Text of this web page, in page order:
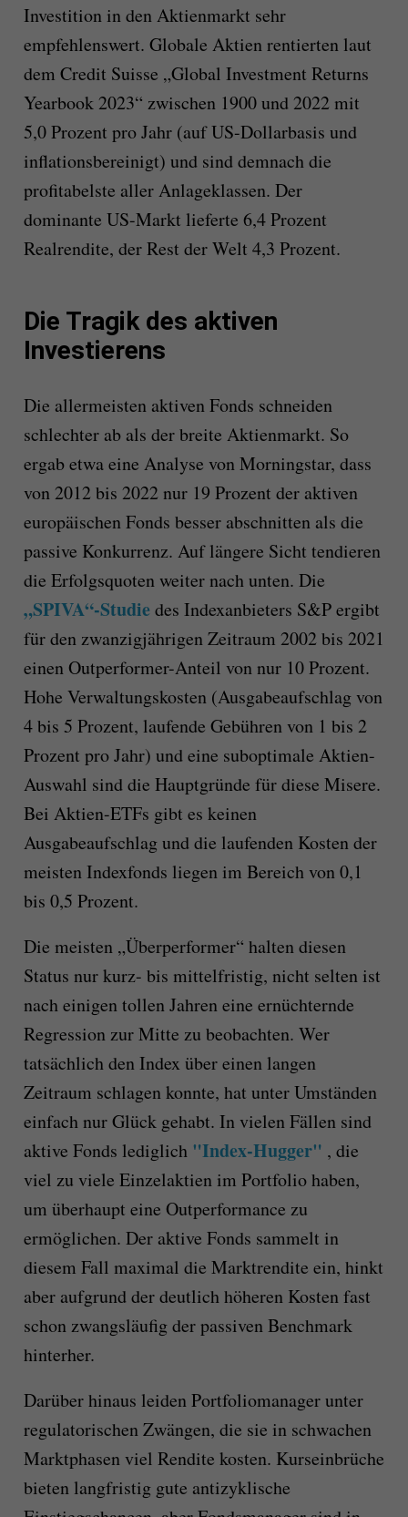
Investition in den Aktienmarkt sehr
empfehlenswert. Globale Aktien rentierten laut
dem Credit Suisse „Global Investment Returns
Yearbook 2023“ zwischen 1900 und 2022 mit
5,0 Prozent pro Jahr (auf US-Dollarbasis und
inflationsbereinigt) und sind demnach die
profitabelste aller Anlageklassen. Der
dominante US-Markt lieferte 6,4 Prozent
Realrendite, der Rest der Welt 4,3 Prozent.
Die Tragik des aktiven
Investierens
Die allermeisten aktiven Fonds schneiden
schlechter ab als der breite Aktienmarkt. So
ergab etwa eine Analyse von Morningstar, dass
von 2012 bis 2022 nur 19 Prozent der aktiven
europäischen Fonds besser abschnitten als die
passive Konkurrenz. Auf längere Sicht tendieren
die Erfolgsquoten weiter nach unten. Die
„SPIVA“-Studiedes Indexanbieters S&P ergibt
für den zwanzigjährigen Zeitraum 2002 bis 2021
einen Outperformer-Anteil von nur 10 Prozent.
Hohe Verwaltungskosten (Ausgabeaufschlag von
4 bis 5 Prozent, laufende Gebühren von 1 bis 2
Prozent pro Jahr) und eine suboptimale Aktien-
Auswahl sind die Hauptgründe für diese Misere.
Bei Aktien-ETFs gibt es keinen
Ausgabeaufschlag und die laufenden Kosten der
meisten Indexfonds liegen im Bereich von 0,1
bis 0,5 Prozent.
Die meisten „Überperformer“ halten diesen
Status nur kurz- bis mittelfristig, nicht selten ist
nach einigen tollen Jahren eine ernüchternde
Regression zur Mitte zu beobachten. Wer
tatsächlich den Index über einen langen
Zeitraum schlagen konnte, hat unter Umständen
einfach nur Glück gehabt. In vielen Fällen sind
aktive Fonds lediglich "Index-Hugger" , die
viel zu viele Einzelaktien im Portfolio haben,
um überhaupt eine Outperformance zu
ermöglichen. Der aktive Fonds sammelt in
diesem Fall maximal die Marktrendite ein, hinkt
aber aufgrund der deutlich höheren Kosten fast
schon zwangsläufig der passiven Benchmark
hinterher.
Darüber hinaus leiden Portfoliomanager unter
regulatorischen Zwängen, die sie in schwachen
Marktphasen viel Rendite kosten. Kurseinbrüche
bieten langfristig gute antizyklische